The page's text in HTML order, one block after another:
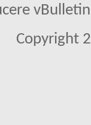
Copyright